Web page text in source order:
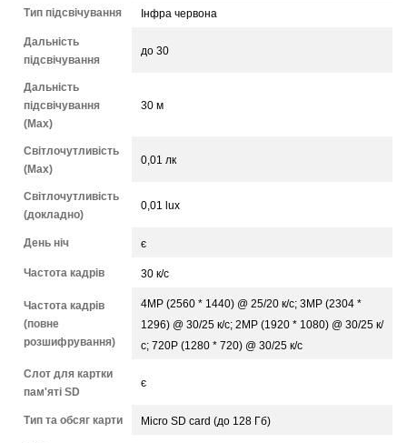
Тип підсвічування Інфра червона
Дальність
підсвічування
до 30
Дальність
підсвічування
(Max)
30 м
Світлочутливість
(Max)
0,01 лк
Світлочутливість
(докладно)
0,01 lux
День ніч є
Частота кадрів 30 к/с
Частота кадрів
(повне
розшифрування)
4MP (2560 * 1440) @ 25/20 к/с; 3MP (2304 *
1296) @ 30/25 к/с; 2MP (1920 * 1080) @ 30/25 к/
с; 720P (1280 * 720) @ 30/25 к/с
Слот для картки
пам'яті SD
є
Тип та обсяг карти Micro SD card (до 128 Гб)